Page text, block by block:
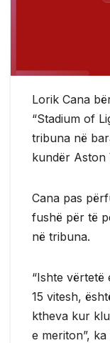
Lorik Cana
“Stadium of
tribuna në
kundër Aston
Cana pas
fushë për të
në tribuna.
“Ishte vërtetë
15 vitesh,
ktheva kur
e meriton”,